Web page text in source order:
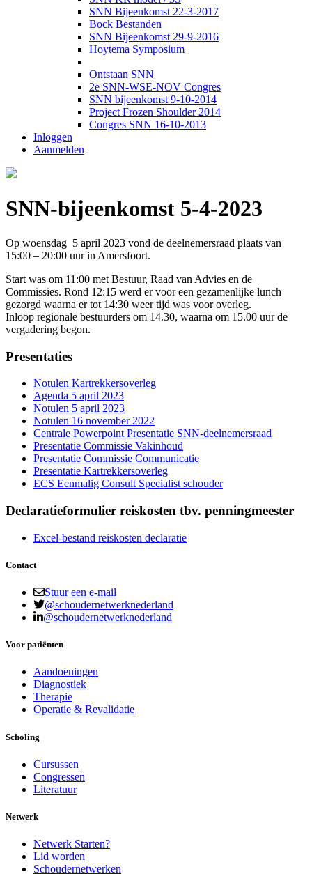
SNN Bijeenkomst 22-3-2017
Bock Bestanden
SNN Bijeenkomst 29-9-2016
Hoytema Symposium
Ontstaan SNN
2e SNN-WSE-NOV Congres
SNN bijeenkomst 9-10-2014
Project Frozen Shoulder 2014
Congres SNN 16-10-2013
Inloggen
Aanmelden
SNN-bijeenkomst 5-4-2023
Op woensdag 5 april 2023 vond de deelnemersraad plaats van
15:00 – 20:00 uur in Amersfoort.
Start was om 11:00 met Bestuur, Raad van Advies en de
Commissies. Rond 12:15 werd er voor een gezamenlijke lunch
gezorgd waarna er tot 14:30 weer tijd was voor overleg.
Inloop regionale bestuurders om 14.30, waarna om 15.00 uur de
vergadering begon.
Presentaties
Notulen Kartrekkersoverleg
Agenda 5 april 2023
Notulen 5 april 2023
Notulen 16 november 2022
Centrale Powerpoint Presentatie SNN-deelnemersraad
Presentatie Commissie Vakinhoud
Presentatie Commissie Communicatie
Presentatie Kartrekkersoverleg
ECS Eenmalig Consult Specialist schouder
Declaratieformulier reiskosten tbv. penningmeester
Excel-bestand reiskosten declaratie
Contact
Stuur een e-mail
@schoudernetwerknederland
@schoudernetwerknederland
Voor patiënten
Aandoeningen
Diagnostiek
Therapie
Operatie & Revalidatie
Scholing
Cursussen
Congressen
Literatuur
Netwerk
Netwerk Starten?
Lid worden
Schoudernetwerken